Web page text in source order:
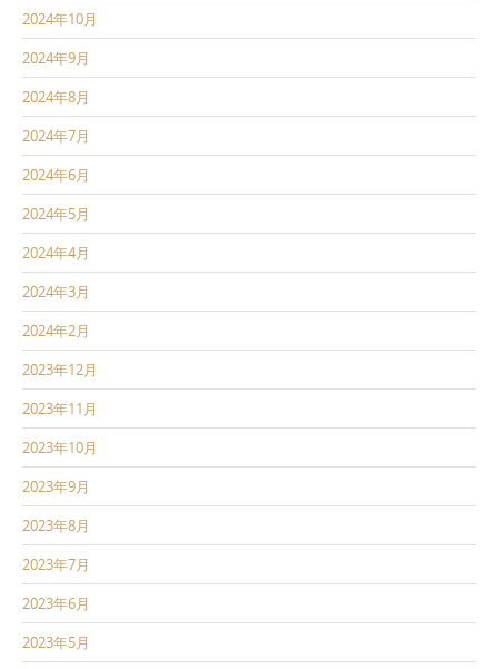
2024年10月
2024年9月
2024年8月
2024年7月
2024年6月
2024年5月
2024年4月
2024年3月
2024年2月
2023年12月
2023年11月
2023年10月
2023年9月
2023年8月
2023年7月
2023年6月
2023年5月